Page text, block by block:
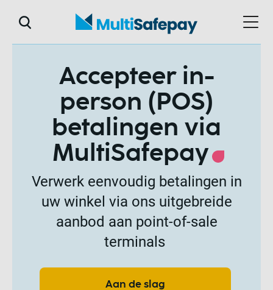
Accepteer in-
person (POS)
betalingen via
MultiSafepay
Verwerk eenvoudig betalingen in
uw winkel via ons uitgebreide
aanbod aan point-of-sale
terminals
Aan de slag